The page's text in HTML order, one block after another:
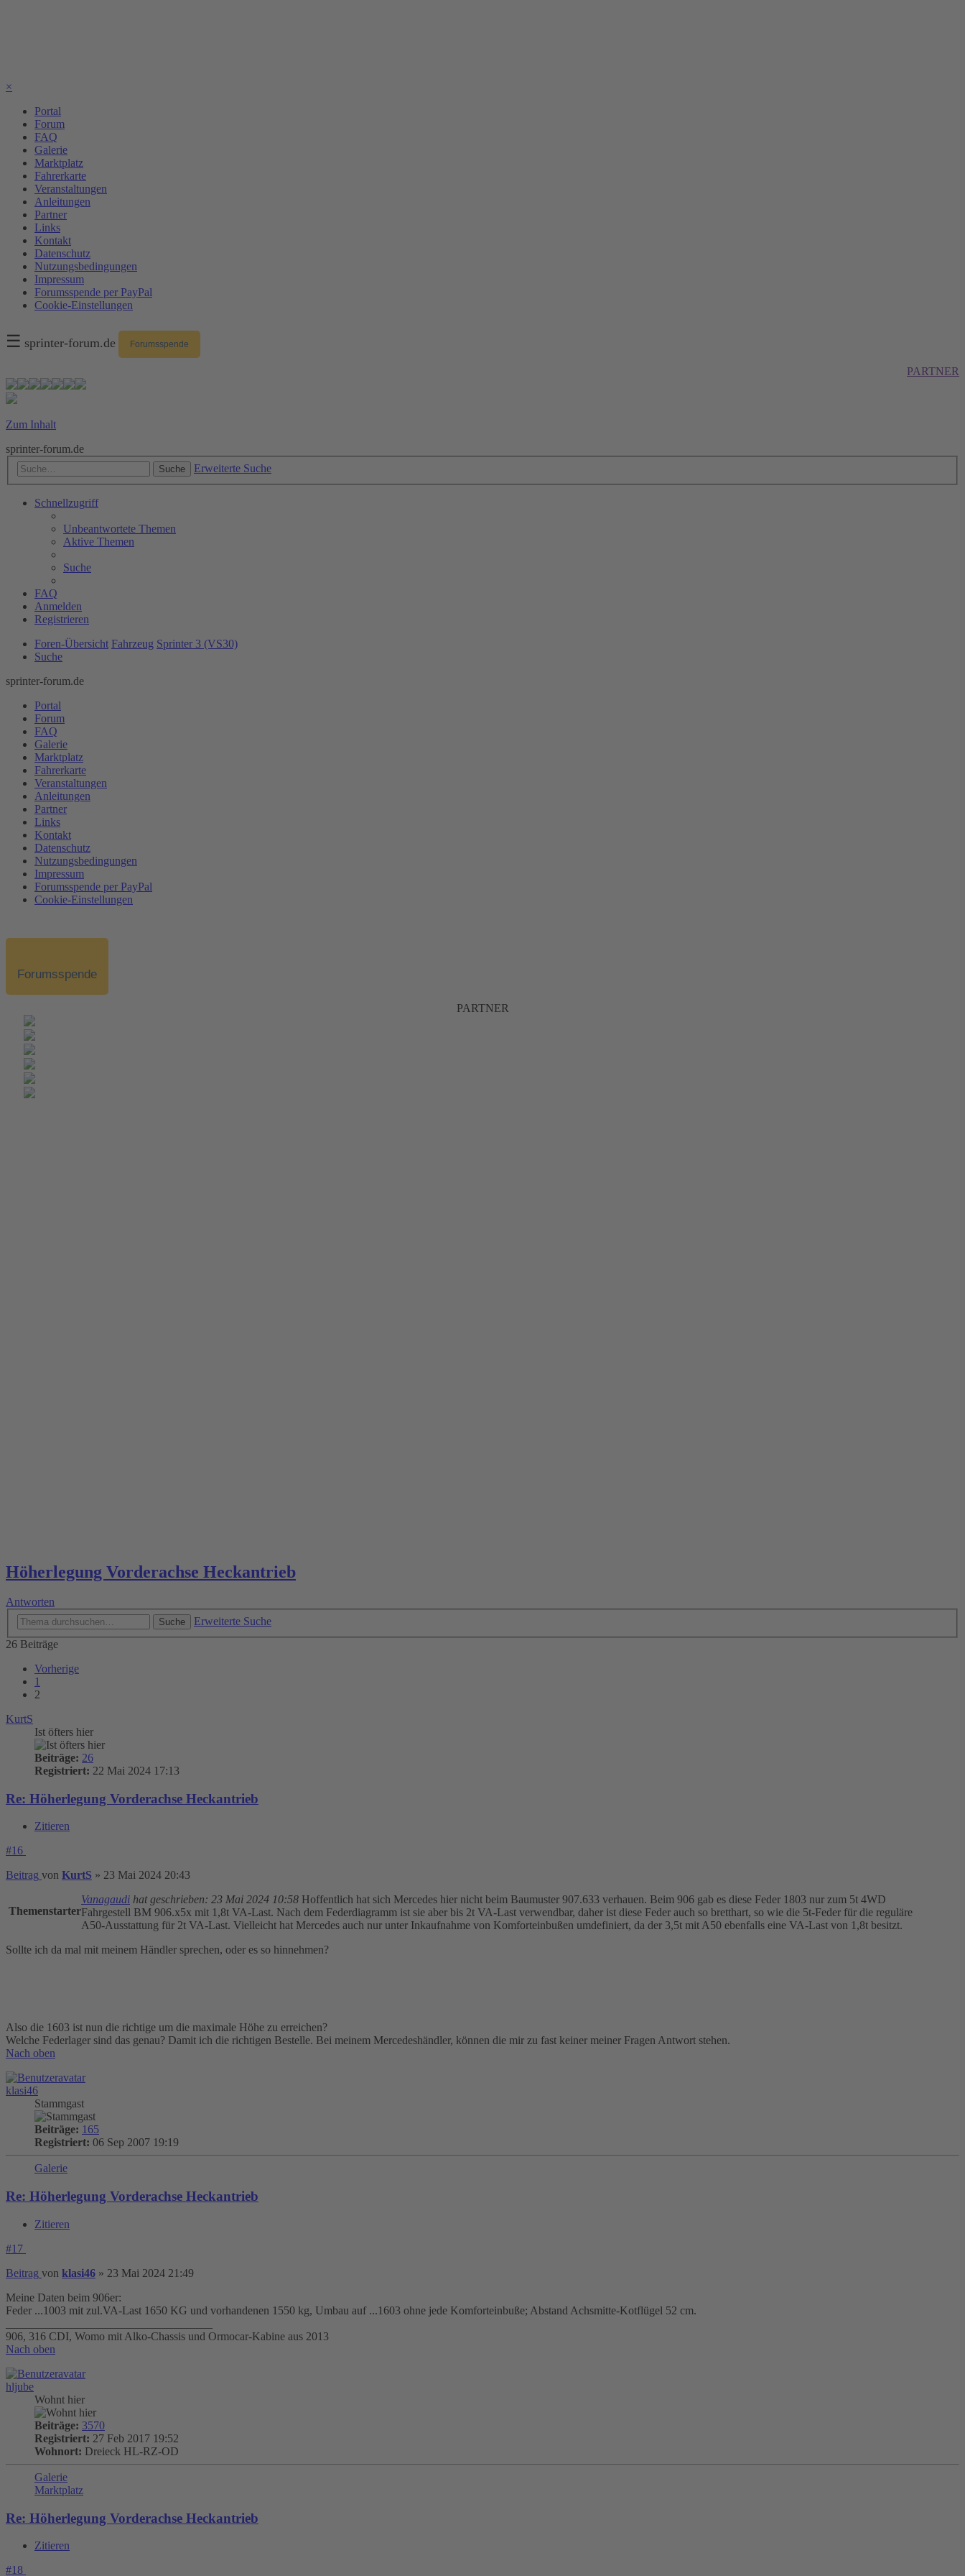
×
Portal
Forum
FAQ
Galerie
Marktplatz
Fahrerkarte
Veranstaltungen
Anleitungen
Partner
Links
Kontakt
Datenschutz
Nutzungsbedingungen
Impressum
Forumsspende per PayPal
Cookie-Einstellungen
☰ sprinter-forum.de Forumsspende
PARTNER
Zum Inhalt
sprinter-forum.de
Suche Erweiterte Suche
Schnellzugriff
Unbeantwortete Themen
Aktive Themen
Suche
FAQ
Anmelden
Registrieren
Foren-Übersicht Fahrzeug Sprinter 3 (VS30)
Suche
sprinter-forum.de
Portal
Forum
FAQ
Galerie
Marktplatz
Fahrerkarte
Veranstaltungen
Anleitungen
Partner
Links
Kontakt
Datenschutz
Nutzungsbedingungen
Impressum
Forumsspende per PayPal
Cookie-Einstellungen
Forumsspende
PARTNER
Höherlegung Vorderachse Heckantrieb
Antworten
Suche
Erweiterte Suche
26 Beiträge
Vorherige
1
2
KurtS
Ist öfters hier
Beiträge: 26
Registriert: 22 Mai 2024 17:13
Re: Höherlegung Vorderachse Heckantrieb
Zitieren
#16
Beitrag von KurtS » 23 Mai 2024 20:43
Themenstarter
Vanagaudi hat geschrieben: 23 Mai 2024 10:58 Hoffentlich hat sich Mercedes hier nicht beim Baumuster 907.633 verhauen. Beim 906 gab es diese Feder 1803 nur zum 5t 4WD
Fahrgestell BM 906.x5x mit 1,8t VA-Last. Nach dem Federdiagramm ist sie aber bis 2t VA-Last verwendbar, daher ist diese Feder auch so bretthart, so wie die 5t-Feder für die reguläre
A50-Ausstattung für 2t VA-Last. Vielleicht hat Mercedes auch nur unter Inkaufnahme von Komforteinbußen umdefiniert, da der 3,5t mit A50 ebenfalls eine VA-Last von 1,8t besitzt.
Sollte ich da mal mit meinem Händler sprechen, oder es so hinnehmen?
Also die 1603 ist nun die richtige um die maximale Höhe zu erreichen?
Welche Federlager sind das genau? Damit ich die richtigen Bestelle. Bei meinem Mercedeshändler, können die mir zu fast keiner meiner Fragen Antwort stehen.
Nach oben
klasi46
Stammgast
Beiträge: 165
Registriert: 06 Sep 2007 19:19
Galerie
Re: Höherlegung Vorderachse Heckantrieb
Zitieren
#17
Beitrag von klasi46 » 23 Mai 2024 21:49
Meine Daten beim 906er:
Feder ...1003 mit zul.VA-Last 1650 KG und vorhandenen 1550 kg, Umbau auf ...1603 ohne jede Komforteinbuße; Abstand Achsmitte-Kotflügel 52 cm.
906, 316 CDI, Womo mit Alko-Chassis und Ormocar-Kabine aus 2013
Nach oben
hljube
Wohnt hier
Beiträge: 3570
Registriert: 27 Feb 2017 19:52
Wohnort: Dreieck HL-RZ-OD
Galerie
Marktplatz
Re: Höherlegung Vorderachse Heckantrieb
Zitieren
#18